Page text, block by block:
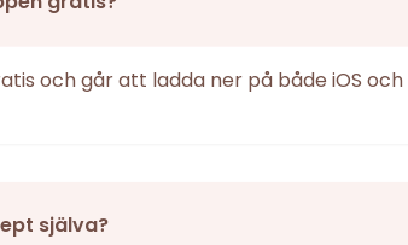
och går att ladda ner på både iOS och
själva?